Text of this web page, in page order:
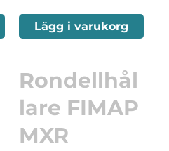
Lägg i varukorg
Rondellhål
lare FIMAP
MXR